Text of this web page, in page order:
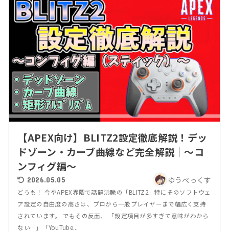
【APEX向け】BLITZ2設定徹底解説！デッ
ドゾーン・カーブ曲線など完全解説｜～コ
ンフィグ編～
2026.05.05 ゆうぺっくす
どうも！ 今やAPEX界隈で話題沸騰の「BLITZ2」特にそのソフトウェ
ア設定の自由度の高さは、プロから一般プレイヤーまで幅広く支持
されています。 でもその反面、 「設定項目が多すぎて意味がわから
ない…」「YouTube...